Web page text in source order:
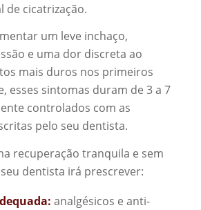
de cicatrização.
um leve inchaço,
e uma dor discreta ao
mais duros nos primeiros
esses sintomas duram de 3 a 7
controlados com as
pelo seu dentista.
recuperação tranquila e sem
dentista irá prescrever:
analgésicos e anti-